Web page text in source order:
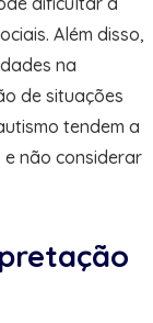
Além disso,
na
de situações
tendem a
não considerar